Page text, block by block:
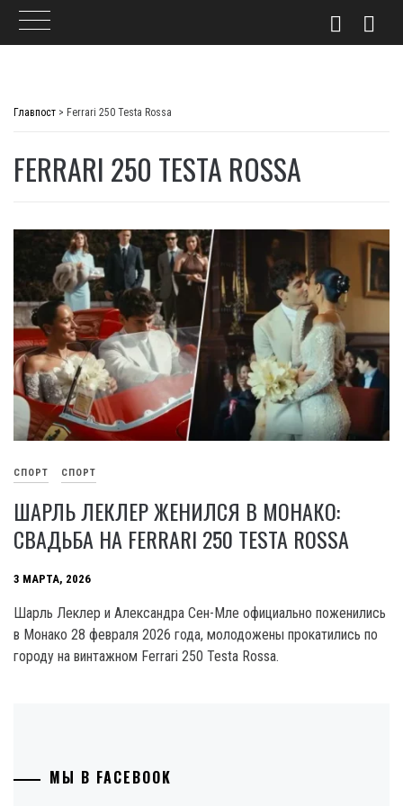
Главпост > Ferrari 250 Testa Rossa
FERRARI 250 TESTA ROSSA
СПОРТ СПОРТ
ШАРЛЬ ЛЕКЛЕР ЖЕНИЛСЯ В МОНАКО:
СВАДЬБА НА FERRARI 250 TESTA ROSSA
3 МАРТА, 2026
Шарль Леклер и Александра Сен-Мле официально поженились
в Монако 28 февраля 2026 года, молодожены прокатились по
городу на винтажном Ferrari 250 Testa Rossa.
МЫ В FACEBOOK